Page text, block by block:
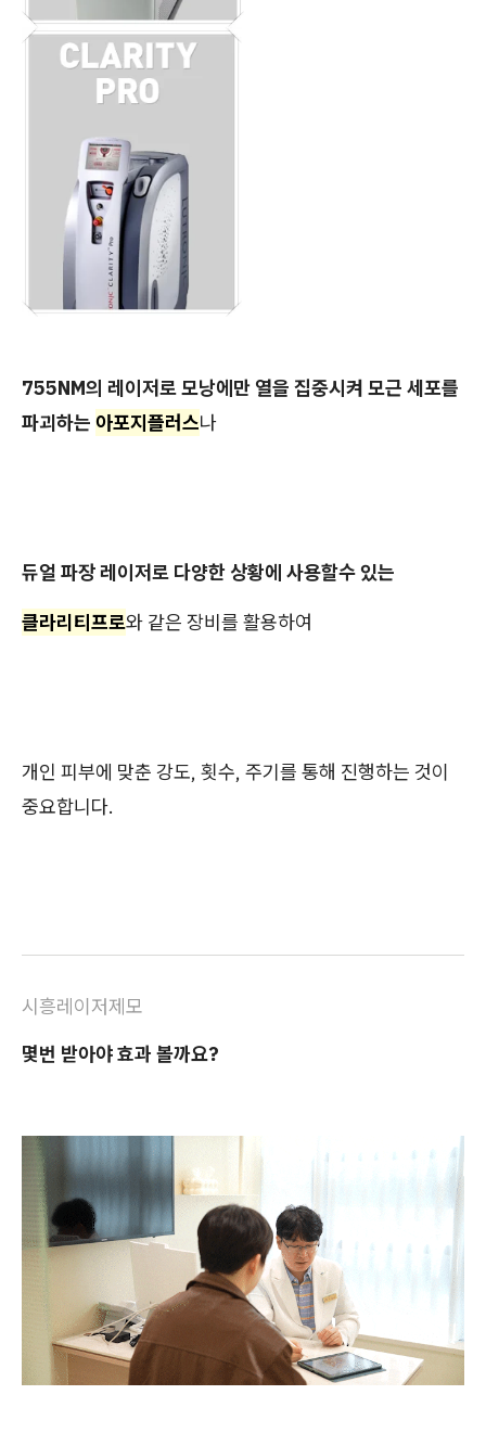
755NM의 레이저로 모낭에만 열을 집중시켜 모근 세포를
파괴하는 아포지플러스나
듀얼 파장 레이저로 다양한 상황에 사용할수 있는
클라리티프로와 같은 장비를 활용하여
개인 피부에 맞춘 강도, 횟수, 주기를 통해 진행하는 것이
중요합니다.
시흥레이저제모
몇번 받아야 효과 볼까요?